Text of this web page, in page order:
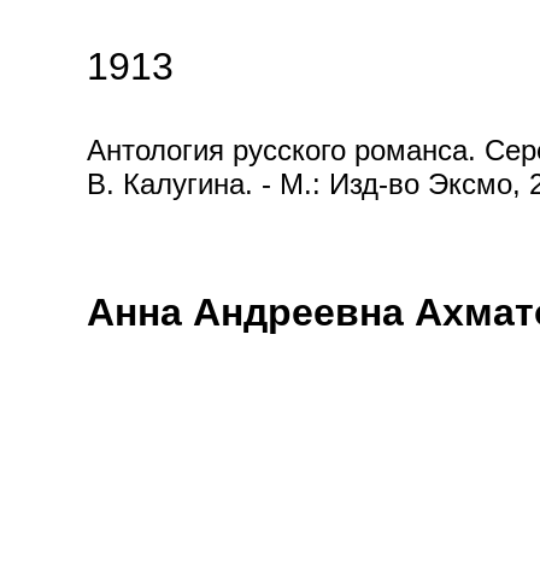
1913
Антология русского романса.
В. Калугина. - М.: Изд-во Эксмо,
Анна Андреевна